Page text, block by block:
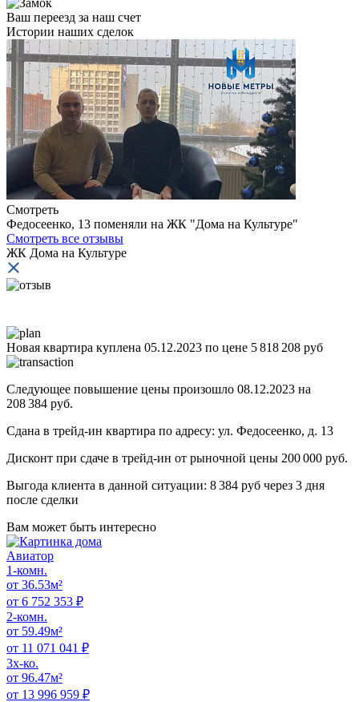
Ваш переезд за наш счет
Истории наших сделок
Смотреть
Федосеенко, 13 поменяли на ЖК "Дома на Культуре"
Смотреть все отзывы
ЖК Дома на Культуре
Новая квартира куплена 05.12.2023 по цене 5 818 208 руб
Следующее повышение цены произошло 08.12.2023 на
208 384 руб.
Сдана в трейд-ин квартира по адресу: ул. Федосеенко, д. 13
Дисконт при сдаче в трейд-ин от рыночной цены 200 000 руб.
Выгода клиента в данной ситуации: 8 384 руб через 3 дня
после сделки
Вам может быть интересно
Авиатор
1-комн.
от 36.53м²
от 6 752 353 ₽
2-комн.
от 59.49м²
от 11 071 041 ₽
3x-ко.
от 96.47м²
от 13 996 959 ₽